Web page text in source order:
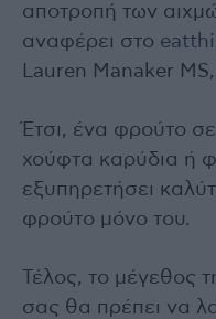
αποτροπή των
αναφέρει στο
Lauren Manaker
Έτσι, ένα φρούτο
χούφτα καρύδια ή
εξυπηρετήσει
φρούτο μόνο του.
Τέλος, το μέγεθος
σας θα πρέπει να